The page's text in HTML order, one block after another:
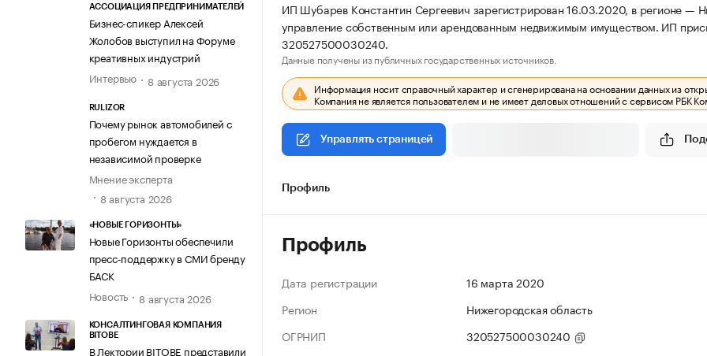
АССОЦИАЦИЯ ПРЕДПРИНИМАТЕЛЕЙ
Бизнес-спикер Алексей
Жолобов выступил на Форуме
креативных индустрий
Интервью
8 августа 2026
RULIZOR
Почему рынок автомобилей с
пробегом нуждается в
независимой проверке
Мнение эксперта
8 августа 2026
«НОВЫЕ ГОРИЗОНТЫ»
Новые Горизонты обеспечили
пресс-поддержку в СМИ бренду
БАСК
Новость
8 августа 2026
КОНСАЛТИНГОВАЯ КОМПАНИЯ
BITOBE
В Лектории BITOBE представили
ИП Шубарев Константин Сергеевич зарегистрирован 16.03.2020, в регионе —
управление собственным или арендованным недвижимым имуществом. ИП
320527500030240.
Данные получены из публичных государственных источников.
Информация носит справочный характер и сгенерирована на основании данных из
Компания не является пользователем и не имеет деловых отношений с сервисом РБК
Управлять страницей
Профиль
Профиль
Дата регистрации
16 марта 2020
Регион
Нижегородская область
ОГРНИП
320527500030240